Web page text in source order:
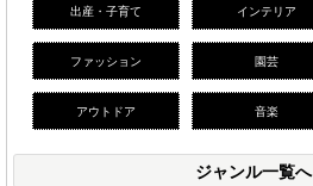
出産・子育て インテリア
ファッション 園芸
アウトドア 音楽
ジャンル一覧へ